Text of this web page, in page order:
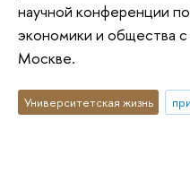
научной конференции
экономики и общества
Москве.
Университетская жизнь